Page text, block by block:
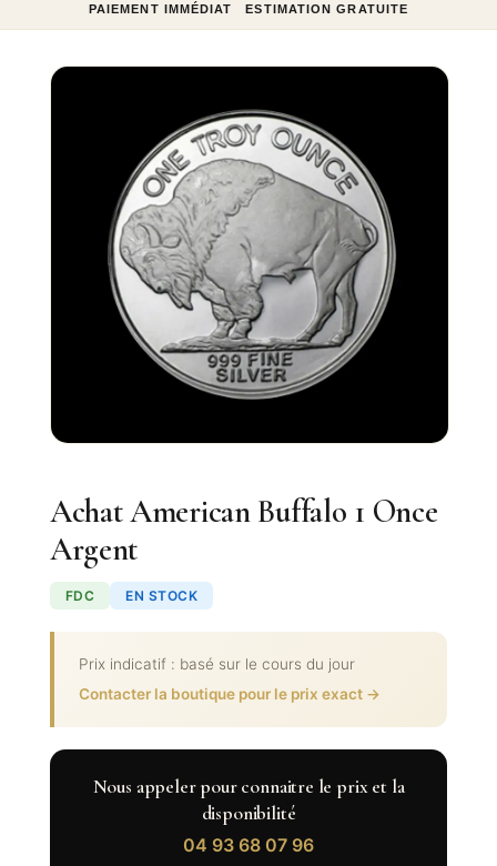
PAIEMENT IMMÉDIAT ESTIMATION GRATUITE
Achat American Buffalo 1 Once
Argent
FDC EN STOCK
Prix indicatif : basé sur le cours du jour
Contacter la boutique pour le prix exact →
Nous appeler pour connaitre le prix et la
disponibilité
04 93 68 07 96